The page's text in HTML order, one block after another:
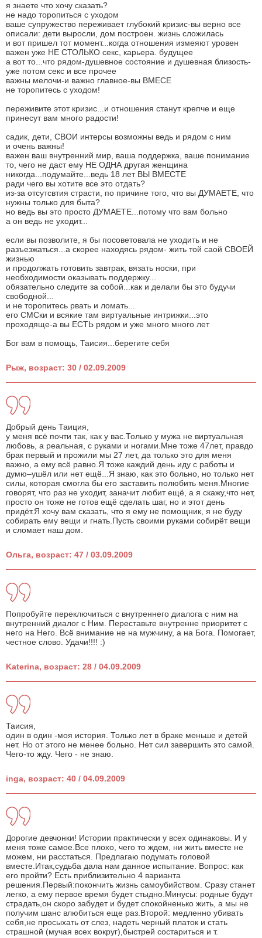
я знаете что хочу сказать?
не надо торопиться с уходом
ваше супружество переживает глубокий кризис-вы верно все
описали: дети выросли, дом построен. жизнь сложилась
и вот пришел тот момент...когда отношения измеяют уровен
важен уже НЕ СТОЛЬКО секс, карьера. будущее
а вот то...что рядом-душевное состояние и душевная близость-
уже потом секс и все прочее
важны мелочи-и важно главное-вы ВМЕСЕ
не торопитесь с уходом!
переживите этот кризис...и отношения станут крепче и еще
принесут вам много радости!
садик, дети, СВОИ интерсы возможны ведь и рядом с ним
и очень важны!
важен ваш внутренний мир, ваша поддержка, ваше понимание
то, чего не даст ему НЕ ОДНА другая женщина
никогда...подумайте...ведь 18 лет ВЫ ВМЕСТЕ
ради чего вы хотите все это отдать?
из-за отсутсвтия страсти, по причине того, что вы ДУМАЕТЕ, что
нужны только для быта?
но ведь вы это просто ДУМАЕТЕ...потому что вам больно
а он ведь не уходит...
если вы позволите, я бы посоветовала не уходить и не
разъезжаться...а скорее находясь рядом- жить той саой СВОЕЙ
жизнью
и продолжать готовить завтрак, вязать носки, при
необходимости оказывать поддержку...
обязательно следите за собой...как и делали бы это будучи
свободной...
и не торопитесь рвать и ломать...
его СМСки и всякие там виртуальные интрижки...это
проходяще-а вы ЕСТЬ рядом и уже много много лет
Бог вам в помощь, Таисия...берегите себя
Рыж, возраст: 30 / 02.09.2009
Добрый день Таиция,
у меня всё почти так, как у вас.Только у мужа не виртуальная
любовь, а реальная, с руками и ногами.Мне тоже 47лет, правдо
брак первый и прожили мы 27 лет, да только это для меня
важно, а ему всё равно.Я тоже каждий день иду с работы и
думю–ушёл или нет ещё...Я знаю, как это больно, но только нет
силы, которая смогла бы его заставить полюбить меня.Многие
говорят, что раз не уходит, заначит любит ещё, а я скажу,что нет,
просто он тоже не готов ещё сделать шаг, но и этот день
придёт.Я хочу вам сказать, что я ему не помощник, я не буду
собирать ему вещи и гнать.Пусть своими руками собирёт вещи
и сломает наш дом.
Ольга, возраст: 47 / 03.09.2009
Попробуйте переключиться с внутреннего диалога с ним на
внутренний диалог с Ним. Переставьте внутренне приоритет с
него на Него. Всё внимание не на мужчину, а на Бога. Помогает,
честное слово. Удачи!!!! :)
Katerina, возраст: 28 / 04.09.2009
Таисия,
один в один -моя история. Только лет в браке меньше и детей
нет. Но от этого не менее больно. Нет сил завершить это самой.
Чего-то жду. Чего - не знаю.
inga, возраст: 40 / 04.09.2009
Дорогие девчонки! Истории практически у всех одинаковы. И у
меня тоже самое.Все плохо, чего то ждем, ни жить вместе не
можем, ни расстаться. Предлагаю подумать головой
вместе.Итак,судьба дала нам данное испытание. Вопрос: как
его пройти? Есть приблизительно 4 варианта
решения.Первый:покончить жизнь самоубийством. Сразу станет
легко, а ему первое время будет стыдно.Минусы: родные будут
страдать,он скоро забудет и будет спокойненько жить, а мы не
получим шанс влюбиться еще раз.Второй: медленно убивать
себя,не просыхать от слез, надеть черный платок и стать
страшной (мучая всех вокруг),быстрей состариться и т.